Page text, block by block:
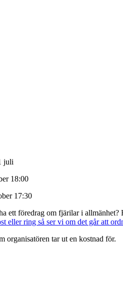
juli
18:00
17:30
ett föredrag om fjärilar i
eller ring så ser vi om det går att
organisatören tar ut en kostnad för.